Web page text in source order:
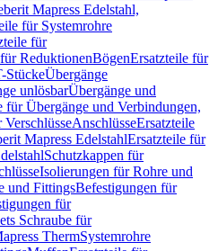
Mapress Edelstahl,
für Systemrohre
für
ReduktionenBögenErsatzteile für
StückeÜbergänge
unlösbarÜbergänge und
für Übergänge und Verbindungen,
AnschlüsseErsatzteile
Mapress EdelstahlErsatzteile für
Schutzkappen für
Isolierungen für Rohre und
und FittingsBefestigungen für
für
Schraube für
ThermSystemrohre